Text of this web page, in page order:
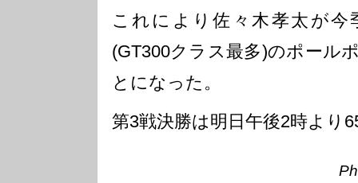
これにより佐々木孝太が今
(GT300クラス最多)のポール
とになった。
第3戦決勝は明日午後2時より